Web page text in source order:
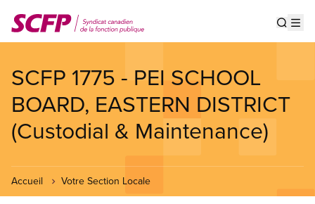
au
contenu
SCFP 1775 - PEI SCHOOL
BOARD, EASTERN DISTRICT
(Custodial & Maintenance)
Accueil Votre Section Locale